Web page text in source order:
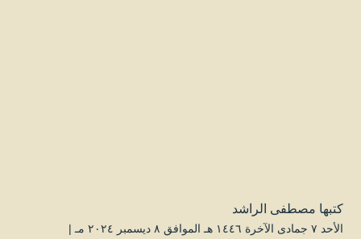
كتبها مصطفى الراشد
الأحد ۷ جمادى الآخرة ۱٤٤٦ هـ الموافق ۸ ديسمبر ۲۰۲٤ مـ |